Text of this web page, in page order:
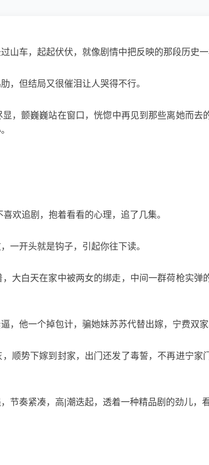
山车，起起伏伏，就像剧情中把反映的那段历史一
，但结局又很催泪让人哭得不行。
，颤巍巍站在窗口，恍惚中再见到那些离她而
欢追剧，抱着看看的心理，追了几集。
一开头就是钩子，引起你往下读。
大白天在家中被两女的绑走，中间一群荷枪实
，他一个掉包计，骗她妹苏苏代替出嫁，宁费双
顺势下嫁到封家，出门还发了毒誓，不再进宁
节奏紧凑，高|潮迭起，透着一种精品剧的劲儿，